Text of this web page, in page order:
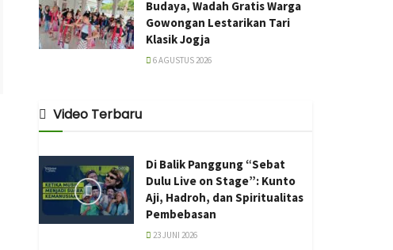
Budaya, Wadah Gratis Warga
Gowongan Lestarikan Tari
Klasik Jogja
6 AGUSTUS 2026
Video Terbaru
Di Balik Panggung “Sebat
Dulu Live on Stage”: Kunto
Aji, Hadroh, dan Spiritualitas
Pembebasan
23 JUNI 2026